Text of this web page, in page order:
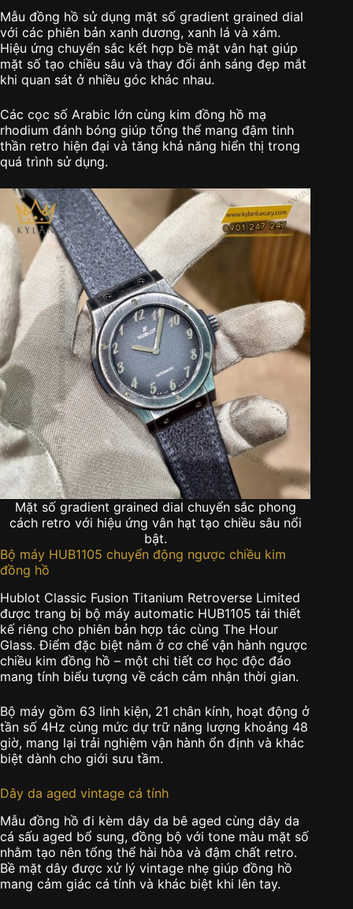
Mẫu đồng hồ sử dụng mặt số gradient grained dial
với các phiên bản xanh dương, xanh lá và xám.
Hiệu ứng chuyển sắc kết hợp bề mặt vân hạt giúp
mặt số tạo chiều sâu và thay đổi ánh sáng đẹp mắt
khi quan sát ở nhiều góc khác nhau.
Các cọc số Arabic lớn cùng kim đồng hồ mạ
rhodium đánh bóng giúp tổng thể mang đậm tinh
thần retro hiện đại và tăng khả năng hiển thị trong
quá trình sử dụng.
Mặt số gradient grained dial chuyển sắc phong
cách retro với hiệu ứng vân hạt tạo chiều sâu nổi
bật.
Bộ máy HUB1105 chuyển động ngược chiều kim
đồng hồ
Hublot Classic Fusion Titanium Retroverse Limited
được trang bị bộ máy automatic HUB1105 tái thiết
kế riêng cho phiên bản hợp tác cùng The Hour
Glass. Điểm đặc biệt nằm ở cơ chế vận hành ngược
chiều kim đồng hồ – một chi tiết cơ học độc đáo
mang tính biểu tượng về cách cảm nhận thời gian.
Bộ máy gồm 63 linh kiện, 21 chân kính, hoạt động ở
tần số 4Hz cùng mức dự trữ năng lượng khoảng 48
giờ, mang lại trải nghiệm vận hành ổn định và khác
biệt dành cho giới sưu tầm.
Dây da aged vintage cá tính
Mẫu đồng hồ đi kèm dây da bê aged cùng dây da
cá sấu aged bổ sung, đồng bộ với tone màu mặt số
nhằm tạo nên tổng thể hài hòa và đậm chất retro.
Bề mặt dây được xử lý vintage nhẹ giúp đồng hồ
mang cảm giác cá tính và khác biệt khi lên tay.